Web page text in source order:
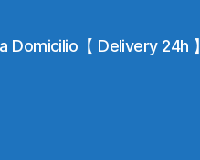
Domicilio【 Delivery 24h 】